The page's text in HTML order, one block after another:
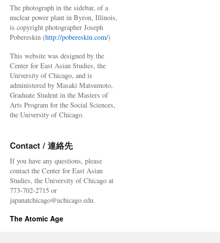
The photograph in the sidebar, of a
nuclear power plant in Byron, Illinois,
is copyright photographer Joseph
Pobereskin (http://pobereskin.com/)
This website was designed by the
Center for East Asian Studies, the
University of Chicago, and is
administered by Masaki Matsumoto,
Graduate Student in the Masters of
Arts Program for the Social Sciences,
the University of Chicago.
Contact / 連絡先
If you have any questions, please
contact the Center for East Asian
Studies, the University of Chicago at
773-702-2715 or
japanatchicago@uchicago.edu.
The Atomic Age